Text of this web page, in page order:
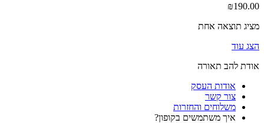
₪
תוצאה אחת
עוד
להב תאורה
אודות העסק
צור קשר
משלוחים והחזרות
איך משתמשים בקופון?